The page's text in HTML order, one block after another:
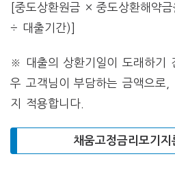
[중도상환원금 × 중도상환해약
÷ 대출기간)]
※ 대출의 상환기일이 도래하기
우 고객님이 부담하는 금액으로,
지 적용합니다.
채움고정금리모기